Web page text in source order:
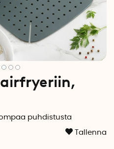
puhdistusta
Tallenna